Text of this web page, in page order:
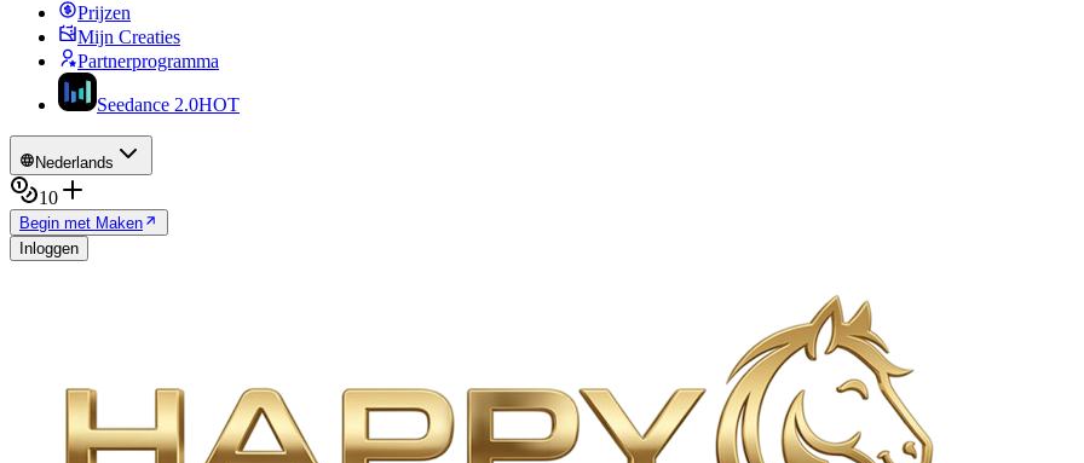
Prijzen
Mijn Creaties
Partnerprogramma
Seedance 2.0HOT
Nederlands
10
Begin met Maken
Inloggen